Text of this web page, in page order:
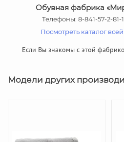
Обувная фабрика
Телефоны: 8-841-57-2-81-
Посмотреть каталог
Если Вы знакомы с этой
Модели других